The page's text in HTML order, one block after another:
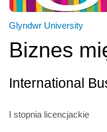
Glyndwr University
Biznes
International
I stopnia licencjackie